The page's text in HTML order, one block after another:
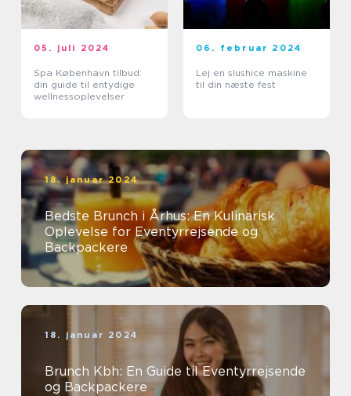
05. juli 2024
Spa København tilbud:
din guide til entydige
wellnessoplevelser
06. februar 2024
Lej en slushice maskine
til din næste fest
18. januar 2024
Bedste Brunch i Århus: En Kulinarisk
Oplevelse for Eventyrrejsende og
Backpackere
18. januar 2024
Brunch Kbh: En Guide til Eventyrrejsende
og Backpackere